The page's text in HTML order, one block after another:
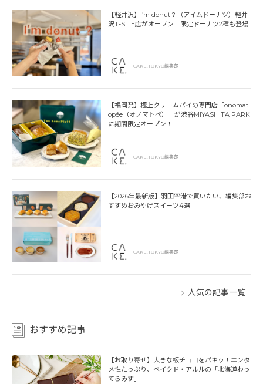
【軽井沢】I’m donut？（アイムドーナツ）軽井
沢T-SITE店がオープン｜限定ドーナツ2種も登場
CAKE.TOKYO編集部
【福岡発】極上クリームパイの専門店「onomat
opée（オノマトペ）」が渋谷MIYASHITA PARK
に期間限定オープン！
CAKE.TOKYO編集部
【2026年最新版】羽田空港で買いたい、編集部お
すすめおみやげスイーツ4選
CAKE.TOKYO編集部
人気の記事一覧
おすすめ記事
【お取り寄せ】大きな板チョコをパキッ！エンタ
メ性たっぷり、ベイクド・アルルの「北海道わっ
てらみす」